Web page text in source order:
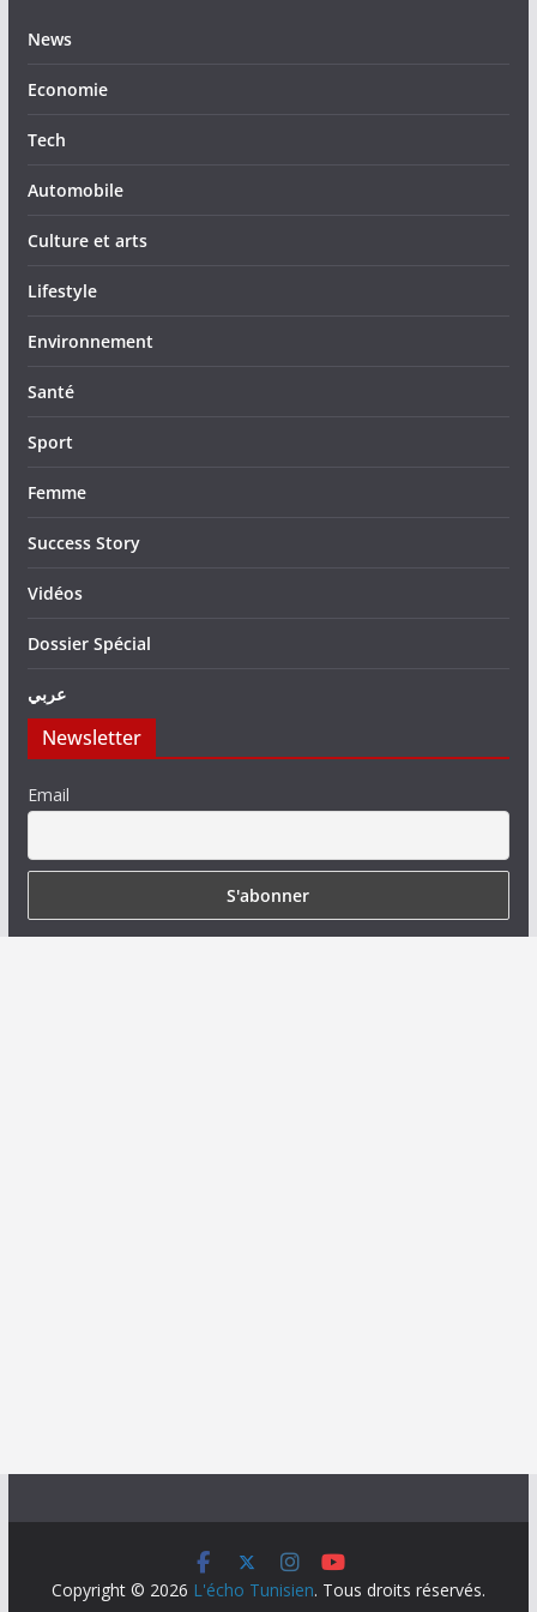
News
Economie
Tech
Automobile
Culture et arts
Lifestyle
Environnement
Santé
Sport
Femme
Success Story
Vidéos
Dossier Spécial
عربي
Newsletter
Email
Copyright © 2026 L'écho Tunisien. Tous droits réservés.